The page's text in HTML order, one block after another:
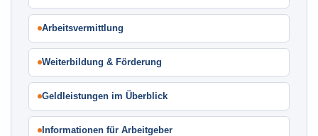
Arbeitsvermittlung
Weiterbildung & Förderung
Geldleistungen im Überblick
Informationen für Arbeitgeber